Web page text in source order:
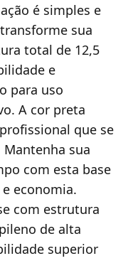
é simples e
sua
total de 12,5
e
para uso
A cor preta
que se
sua
com esta base
economia.
com estrutura
de alta
superior